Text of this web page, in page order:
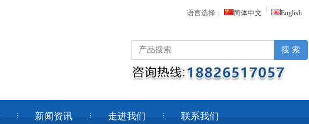
语言选择： 简体中文 English
搜 索
新闻资讯 走进我们 联系我们